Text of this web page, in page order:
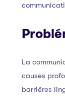
La
causes
barrières